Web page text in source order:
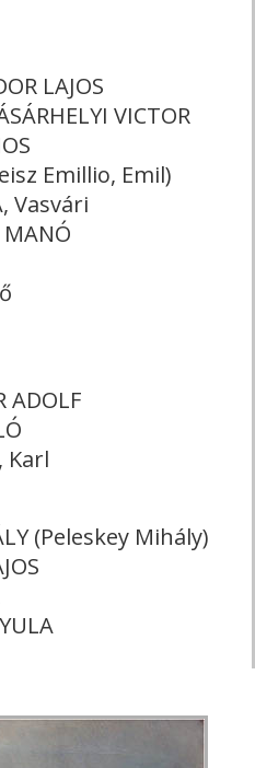
LAJOS
VICTOR
Emillio, Emil)
Vasvári
MANÓ
ADOLF
Karl
(Peleskey Mihály)